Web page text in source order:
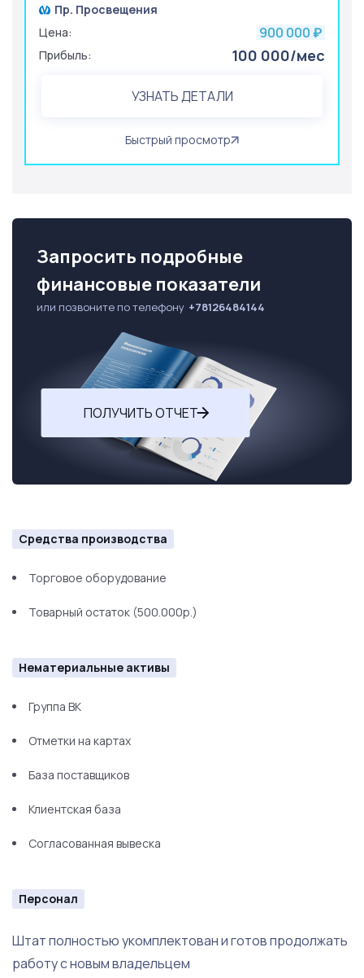
Пр. Просвещения
Цена:
900 000 ₽
Прибыль: 100 000/мес
УЗНАТЬ ДЕТАЛИ
Быстрый просмотр
Запросить подробные
финансовые показатели
или позвоните по телефону +78126484144
ПОЛУЧИТЬ ОТЧЕТ
Средства производства
Торговое оборудование
Товарный остаток (500.000р.)
Нематериальные активы
Группа ВК
Отметки на картах
База поставщиков
Клиентская база
Согласованная вывеска
Персонал
Штат полностью укомплектован и готов продолжать
работу с новым владельцем